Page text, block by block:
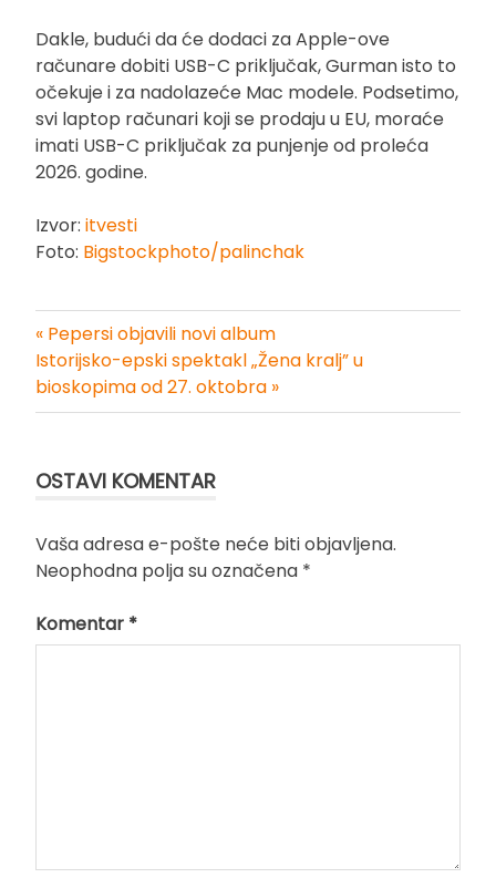
Dakle, budući da će dodaci za Apple-ove
računare dobiti USB-C priključak, Gurman isto to
očekuje i za nadolazeće Mac modele. Podsetimo,
svi laptop računari koji se prodaju u EU, moraće
imati USB-C priključak za punjenje od proleća
2026. godine.
Izvor: itvesti
Foto: Bigstockphoto/palinchak
Kretanje
članka
« Pepersi objavili novi album
Istorijsko-epski spektakl „Žena kralj” u
bioskopima od 27. oktobra »
OSTAVI KOMENTAR
Vaša adresa e-pošte neće biti objavljena.
Neophodna polja su označena *
Komentar *